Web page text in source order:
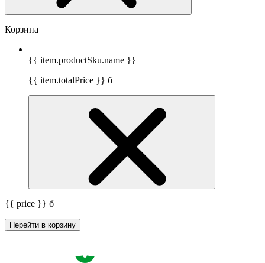
Корзина
{{ item.productSku.name }}
{{ item.totalPrice }} б
{{ price }} б
Перейти в корзину